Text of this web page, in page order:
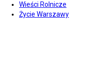
Wieści Rolnicze
Życie Warszawy